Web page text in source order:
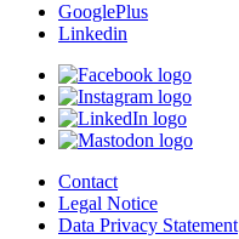
GooglePlus
Linkedin
Contact
Legal Notice
Data Privacy Statement